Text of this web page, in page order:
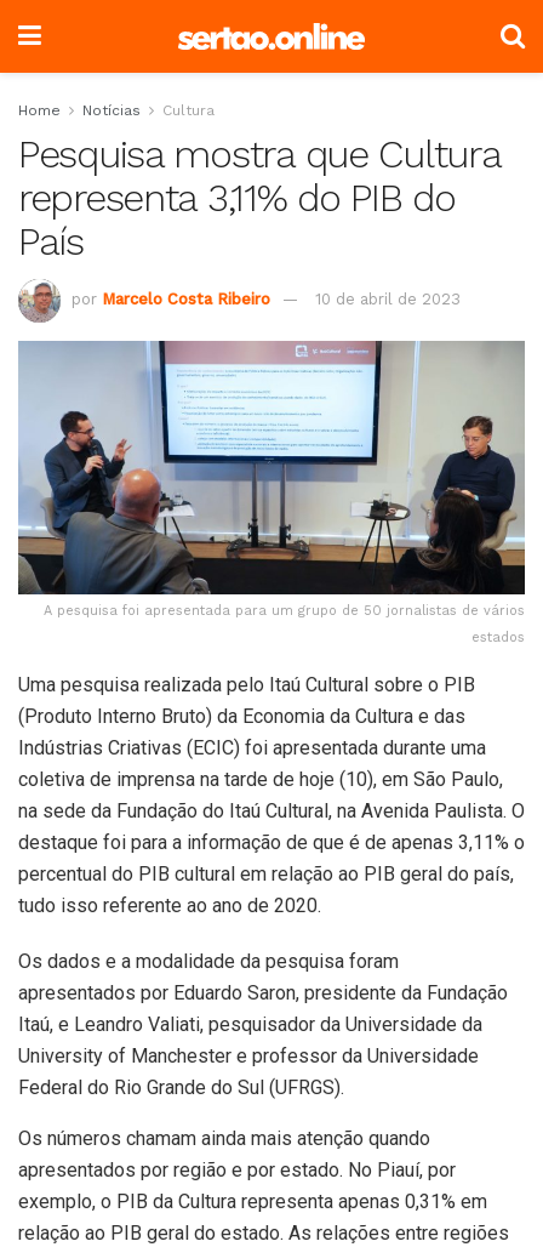
Home Notícias Cultura
Pesquisa mostra que Cultura
representa 3,11% do PIB do
País
por Marcelo Costa Ribeiro 10 de abril de 2023
A pesquisa foi apresentada para um grupo de 50 jornalistas de vários
estados
Uma pesquisa realizada pelo Itaú Cultural sobre o PIB
(Produto Interno Bruto) da Economia da Cultura e das
Indústrias Criativas (ECIC) foi apresentada durante uma
coletiva de imprensa na tarde de hoje (10), em São Paulo,
na sede da Fundação do Itaú Cultural, na Avenida Paulista. O
destaque foi para a informação de que é de apenas 3,11% o
percentual do PIB cultural em relação ao PIB geral do país,
tudo isso referente ao ano de 2020.
Os dados e a modalidade da pesquisa foram
apresentados por Eduardo Saron, presidente da Fundação
Itaú, e Leandro Valiati, pesquisador da Universidade da
University of Manchester e professor da Universidade
Federal do Rio Grande do Sul (UFRGS).
Os números chamam ainda mais atenção quando
apresentados por região e por estado. No Piauí, por
exemplo, o PIB da Cultura representa apenas 0,31% em
relação ao PIB geral do estado. As relações entre regiões